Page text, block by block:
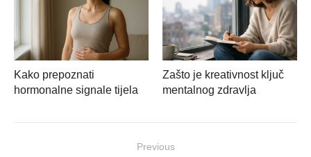
Kako prepoznati
hormonalne signale tijela
Zašto je kreativnost ključ
mentalnog zdravlja
Previous